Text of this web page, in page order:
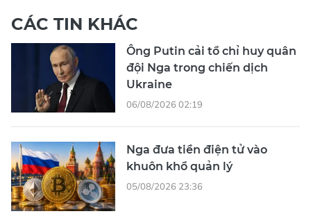
CÁC TIN KHÁC
Ông Putin cải tổ chỉ huy quân
đội Nga trong chiến dịch
Ukraine
06/08/2026 02:19
Nga đưa tiền điện tử vào
khuôn khổ quản lý
05/08/2026 23:36